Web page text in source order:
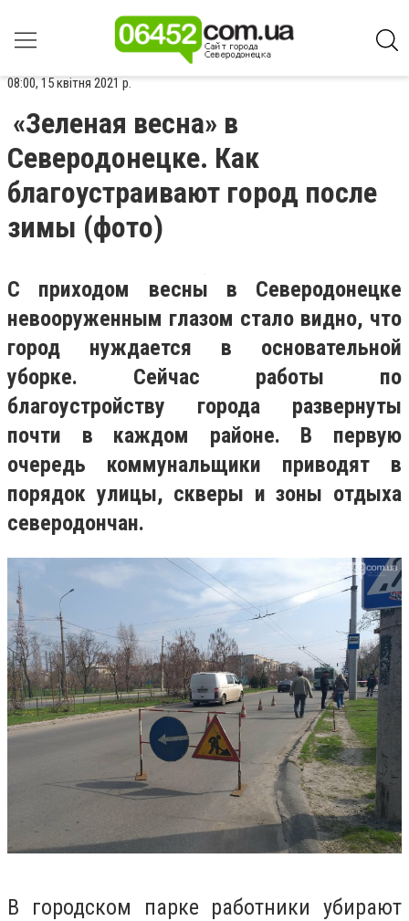
08:00, 15 квітня 2021 р.
«Зеленая весна» в
Северодонецке. Как
благоустраивают город после
зимы (фото)
С приходом весны в Северодонецке
невооруженным глазом стало видно, что
город нуждается в основательной
уборке. Сейчас работы по
благоустройству города развернуты
почти в каждом районе. В первую
очередь коммунальщики приводят в
порядок улицы, скверы и зоны отдыха
северодончан.
В городском парке работники убирают